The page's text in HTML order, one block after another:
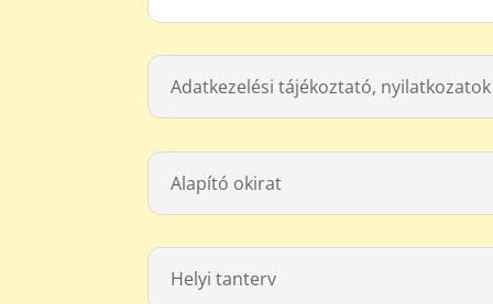
Adatkezelési tájékoztató, nyilatkozatok
Alapító okirat
Helyi tanterv